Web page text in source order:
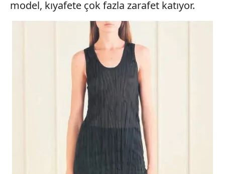
model, kıyafete çok fazla zarafet katıyor.